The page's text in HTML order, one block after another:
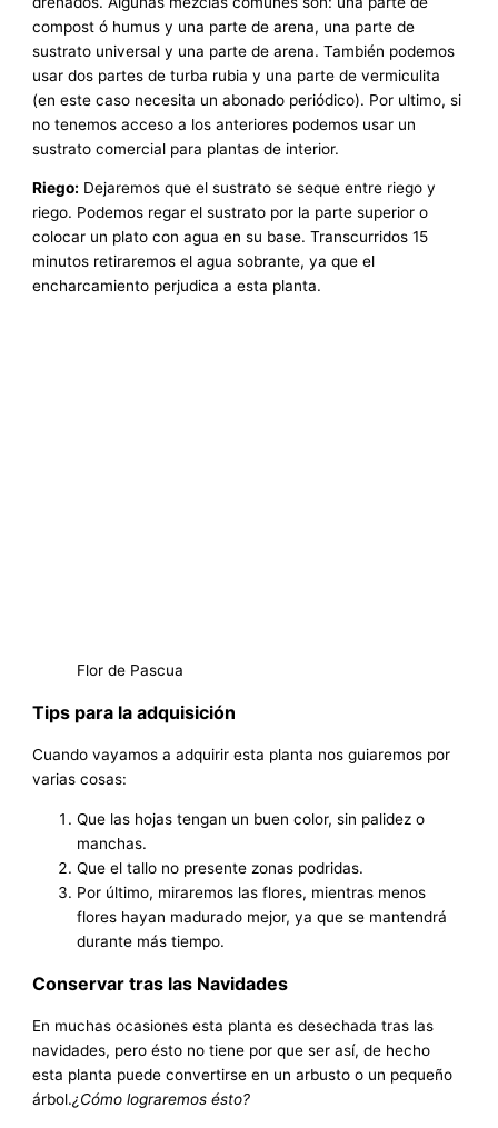
compost ó humus y una parte de arena, una parte de
sustrato universal y una parte de arena. También podemos
usar dos partes de turba rubia y una parte de vermiculita
(en este caso necesita un abonado periódico). Por ultimo, si
no tenemos acceso a los anteriores podemos usar un
sustrato comercial para plantas de interior.
Riego: Dejaremos que el sustrato se seque entre riego y
riego. Podemos regar el sustrato por la parte superior o
colocar un plato con agua en su base. Transcurridos 15
minutos retiraremos el agua sobrante, ya que el
encharcamiento perjudica a esta planta.
Flor de Pascua
Tips para la adquisición
Cuando vayamos a adquirir esta planta nos guiaremos por
varias cosas:
Que las hojas tengan un buen color, sin palidez o
manchas.
Que el tallo no presente zonas podridas.
Por último, miraremos las flores, mientras menos
flores hayan madurado mejor, ya que se mantendrá
durante más tiempo.
Conservar tras las Navidades
En muchas ocasiones esta planta es desechada tras las
navidades, pero ésto no tiene por que ser así, de hecho
esta planta puede convertirse en un arbusto o un pequeño
árbol.¿Cómo lograremos ésto?